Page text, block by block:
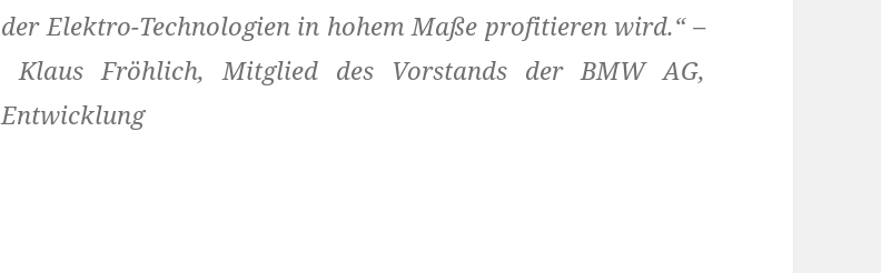
der Elektro-Technologien in hohem Maße profitieren wird.“ –
Klaus Fröhlich, Mitglied des Vorstands der BMW AG,
Entwicklung